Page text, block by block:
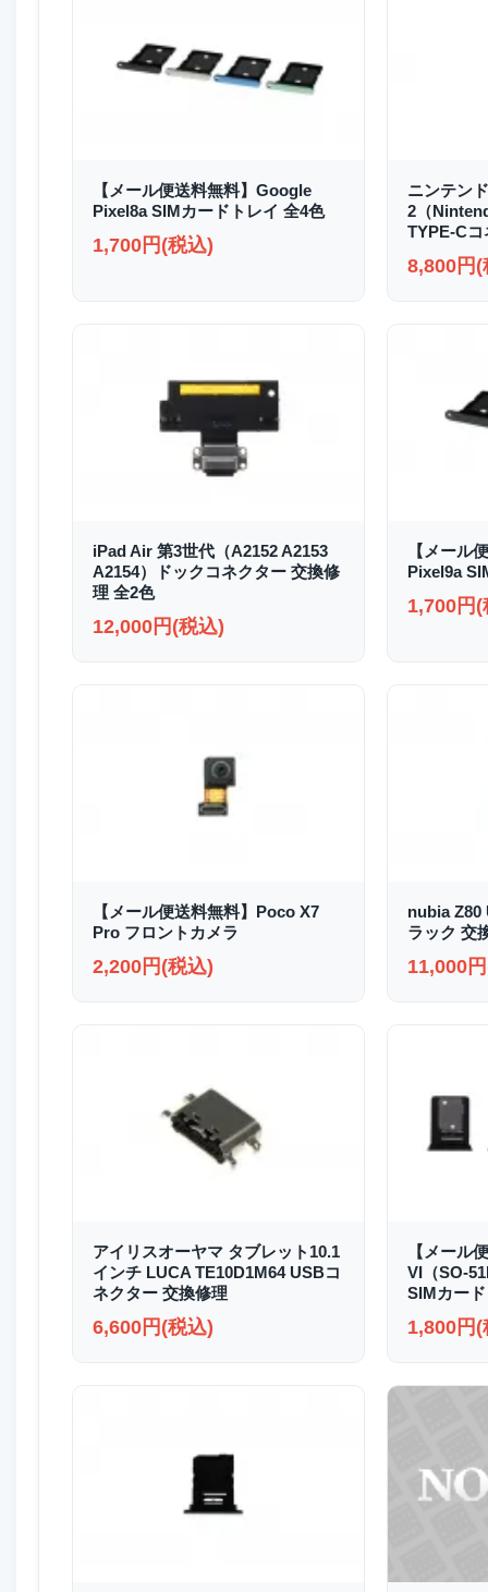
【メール便送料無料】Google
Pixel8a SIMカードトレイ 全4色
1,700円(税込)
ニンテン
2（
TYPE-C
8,800円(
iPad Air 第3世代（A2152 A2153
A2154）ドックコネクター 交換修
理 全2色
12,000円(税込)
【メール
Pixel9a
1,700円(
【メール便送料無料】Poco X7
Pro フロントカメラ
2,200円(税込)
nubia Z80
ラック 交
11,000
アイリスオーヤマ タブレット10.1
インチ LUCA TE10D1M64 USBコ
ネクター 交換修理
6,600円(税込)
【メール
VI（SO-
SIMカー
1,800円(